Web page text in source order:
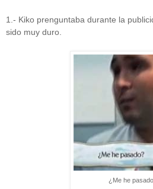
1.- Kiko prenguntaba durante la
sido muy duro.
¿Me he